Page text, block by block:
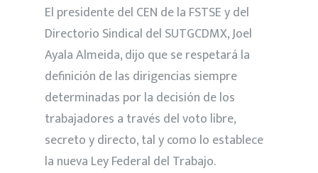
El presidente del CEN de la FSTSE y del
Directorio Sindical del SUTGCDMX, Joel
Ayala Almeida, dijo que se respetará la
definición de las dirigencias siempre
determinadas por la decisión de los
trabajadores a través del voto libre,
secreto y directo, tal y como lo establece
la nueva Ley Federal del Trabajo.